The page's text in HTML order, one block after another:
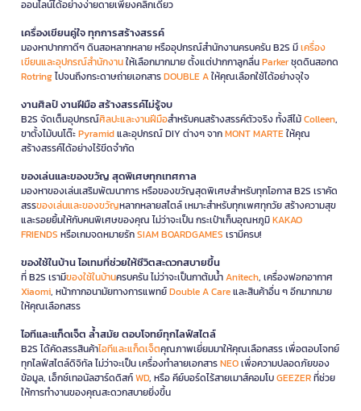
ออนไลน์ได้อย่างง่ายดายเพียงคลิกเดียว
เครื่องเขียนคู่ใจ ทุกการสร้างสรรค์
มองหาปากกาดีๆ ดินสอหลากหลาย หรืออุปกรณ์สำนักงานครบครัน B2S มีเครื่อง
เขียนและอุปกรณ์สำนักงานให้เลือกมากมาย ตั้งแต่ปากกาลูกลื่นParkerชุดดินสอกด
Rotringไปจนถึงกระดาษถ่ายเอกสารDOUBLE Aให้คุณเลือกใช้ได้อย่างจุใจ
งานศิลป์ งานฝีมือ สร้างสรรค์ไม่รู้จบ
B2S จัดเต็มอุปกรณ์ศิลปะและงานฝีมือสำหรับคนสร้างสรรค์ตัวจริง ทั้งสีไม้Colleen,
ขาตั้งไม้บนโต๊ะPyramidและอุปกรณ์ DIY ต่างๆ จากMONT MARTEให้คุณ
สร้างสรรค์ได้อย่างไร้ขีดจำกัด
ของเล่นและของขวัญ สุดพิเศษทุกเทศกาล
มองหาของเล่นเสริมพัฒนาการ หรือของขวัญสุดพิเศษสำหรับทุกโอกาส B2S เราคัด
สรรของเล่นและของขวัญหลากหลายสไตล์ เหมาะสำหรับทุกเพศทุกวัย สร้างความสุข
และรอยยิ้มให้กับคนพิเศษของคุณ ไม่ว่าจะเป็น กระเป๋าเก็บอุณหภูมิKAKAO
FRIENDS หรือเกมจดหมายรักSIAM BOARDGAMES เรามีครบ!
ของใช้ในบ้าน ไอเทมที่ช่วยให้ชีวิตสะดวกสบายขึ้น
ที่ B2S เรามีของใช้ในบ้านครบครัน ไม่ว่าจะเป็นกาต้มน้ำAnitech, เครื่องฟอกอากาศ
Xiaomi, หน้ากากอนามัยทางการแพทย์Double A Careและสินค้าอื่น ๆ อีกมากมาย
ให้คุณเลือกสรร
ไอทีและแก็ดเจ็ต ล้ำสมัย ตอบโจทย์ทุกไลฟ์สไตล์
B2S ได้คัดสรรสินค้าไอทีและแก็ดเจ็ตคุณภาพเยี่ยมมาให้คุณเลือกสรร เพื่อตอบโจทย์
ทุกไลฟ์สไตล์ดิจิทัล ไม่ว่าจะเป็น เครื่องทำลายเอกสารNEOเพื่อความปลอดภัยของ
ข้อมูล, เอ็กซ์เทอนัลฮาร์ดดิสก์WD, หรือ คีย์บอร์ดไร้สายเมาส์คอมโบGEEZERที่ช่วย
ให้การทำงานของคุณสะดวกสบายยิ่งขึ้น